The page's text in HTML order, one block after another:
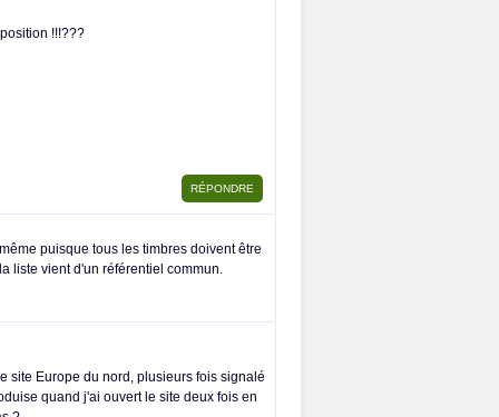
!!!???
puisque tous les timbres doivent être
liste vient d'un référentiel commun.
site Europe du nord, plusieurs fois signalé
quand j'ai ouvert le site deux fois en